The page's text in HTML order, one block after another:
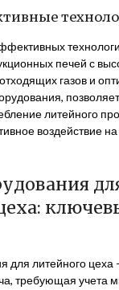
печей с
газов и
литейного
воздействие
для литейного цеха
требующая учета